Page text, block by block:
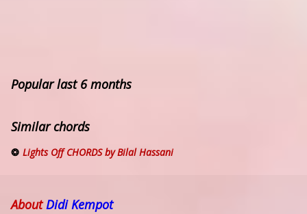
Popular last 6 months
Similar chords
Lights Off CHORDS by Bilal Hassani
AboutDidi Kempot